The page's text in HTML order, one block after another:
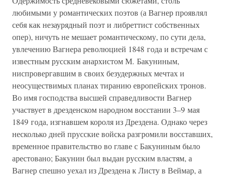
любимыми у романтических поэтов (а Вагнер проявлял
себя как незаурядный поэт и либреттист собственных
опер), ничуть не мешает романтическому, по сути дела,
увлечению Вагнера революцией 1848 года и встречам с
известным русским анархистом М. Бакуниным,
ниспровергавшим в своих безудержных мечтах и
неосуществимых планах тиранию европейских тронов.
Во имя господства высшей справедливости Вагнер
участвует в дрезденском народном восстании 3–9 мая
1849 года, изгнавшем короля из Дрездена. Однако через
несколько дней прусские войска разгромили восставших,
временное правительство во главе с Бакуниным было
арестовано; Бакунин был выдан русским властям, а
Вагнер спешно уехал из Дрездена к Листу в Веймар, а